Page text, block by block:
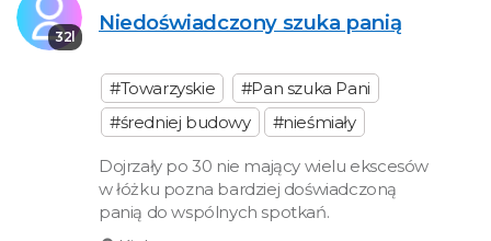
32l
Niedoświadczony szuka panią
#Towarzyskie
#Pan szuka Pani
#średniej budowy
#nieśmiały
Dojrzały po 30 nie mający wielu ekscesów
w łóżku pozna bardziej doświadczoną
panią do wspólnych spotkań.